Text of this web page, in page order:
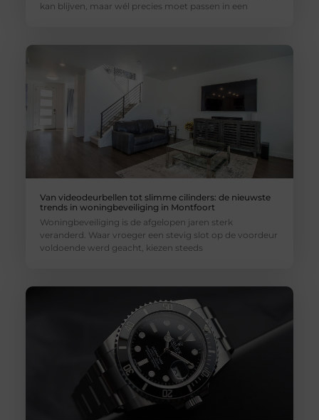
kan blijven, maar wél precies moet passen in een
Van videodeurbellen tot slimme cilinders: de nieuwste
trends in woningbeveiliging in Montfoort
Woningbeveiliging is de afgelopen jaren sterk
veranderd. Waar vroeger een stevig slot op de voordeur
voldoende werd geacht, kiezen steeds